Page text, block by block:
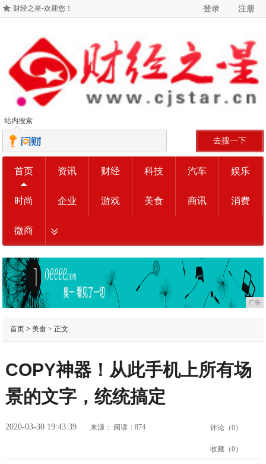
财经之星-欢迎您！ 登录 注册
站内搜索
去搜一下
首页 资讯 财经 科技 汽车 娱乐
时尚 企业 游戏 美食 商讯 消费
微商
广告
首页> 美食> 正文
COPY神器！从此手机上所有场
景的文字，统统搞定
2020-03-30 19:43:39 来源： 阅读：874 评论（0）
收藏（0）